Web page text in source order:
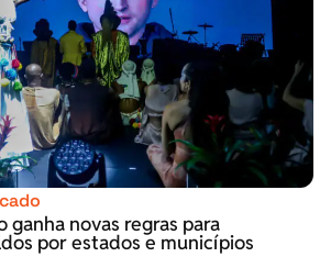
ganha novas regras para
por estados e municípios